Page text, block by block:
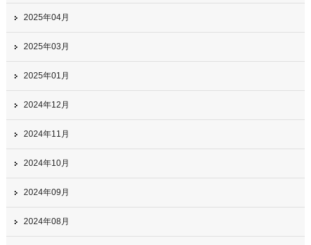
2025年04月
2025年03月
2025年01月
2024年12月
2024年11月
2024年10月
2024年09月
2024年08月